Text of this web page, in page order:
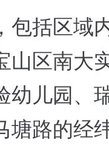
包括区域
山区南大
幼儿园、
塘路的经